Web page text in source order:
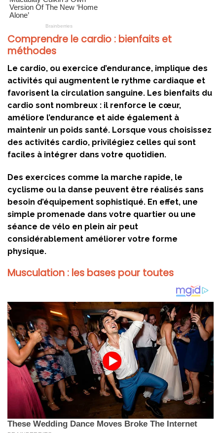
Comprendre le cardio : bienfaits et
méthodes
Le cardio, ou exercice d’endurance, implique des
activités qui augmentent le rythme cardiaque et
favorisent la circulation sanguine. Les bienfaits du
cardio sont nombreux : il renforce le cœur,
améliore l’endurance et aide également à
maintenir un poids santé. Lorsque vous choisissez
des activités cardio, privilégiez celles qui sont
faciles à intégrer dans votre quotidien.
Des exercices comme la marche rapide, le
cyclisme ou la danse peuvent être réalisés sans
besoin d’équipement sophistiqué. En effet, une
simple promenade dans votre quartier ou une
séance de vélo en plein air peut
considérablement améliorer votre forme
physique.
Musculation : les bases pour toutes